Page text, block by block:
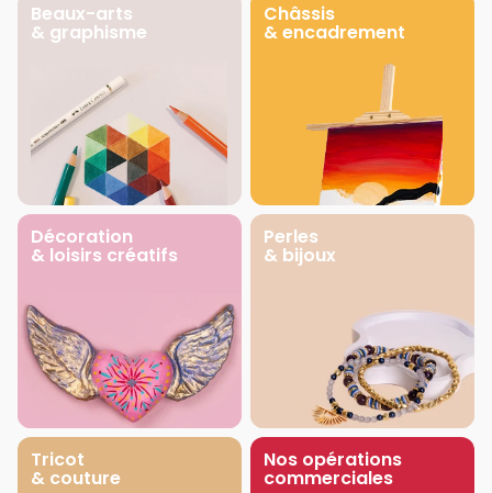
Beaux-arts
& graphisme
Châssis
& encadrement
Décoration
& loisirs créatifs
Perles
& bijoux
Tricot
& couture
Nos opérations
commerciales